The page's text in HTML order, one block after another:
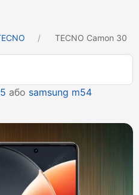
TECNO Camon 30
або samsung m54